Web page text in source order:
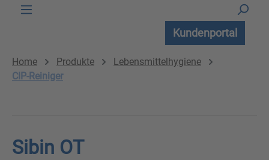
Kundenportal
Home Produkte
Lebensmittelhygiene
CIP-Reiniger
Sibin OT